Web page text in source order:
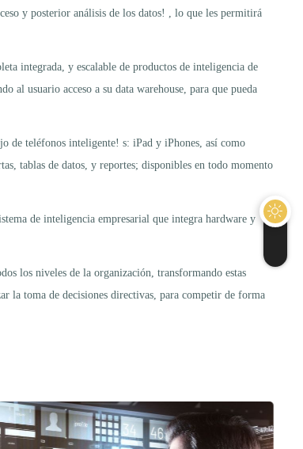
y posterior análisis de los datos! , lo que les permitirá
integrada, y escalable de productos de inteligencia de
al usuario acceso a su data warehouse, para que pueda
de teléfonos inteligente! s: iPad y iPhones, así como
tablas de datos, y reportes; disponibles en todo momento
de inteligencia empresarial que integra hardware y
los niveles de la organización, transformando estas
la toma de decisiones directivas, para competir de forma